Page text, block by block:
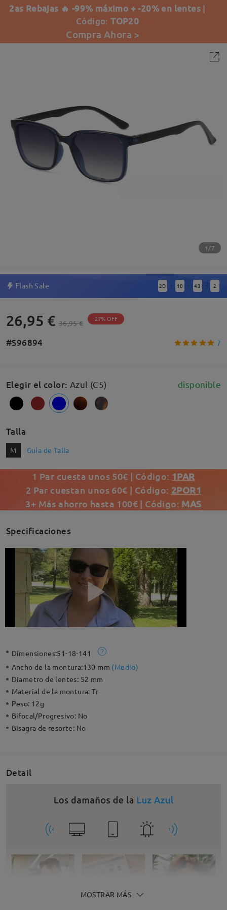
2as Rebajas 🔥 -99% máximo + -20% en lentes |
Código:TOP20
Compra Ahora >
1/7
Flash Sale 2D : 10 : 43 : 2
26,95 € 36,95 € 27% OFF
#S96894 7
Elegir el color: Azul (C5) disponible
Talla
M Guía de Talla
1 Par cuesta unos 50€ | Código: 1PAR
2 Par cuestan unos 60€ | Código: 2POR1
3+ Más ahorro hasta 100€ | Código: MAS
Specificaciones
Dimensiones:51-18-141
Ancho de la montura:130 mm (Medio)
Diametro de lentes: 52 mm
Material de la montura:Tr
Peso: 12g
Bifocal/Progresivo: No
Bisagra de resorte: No
Detail
MOSTRAR MÁS